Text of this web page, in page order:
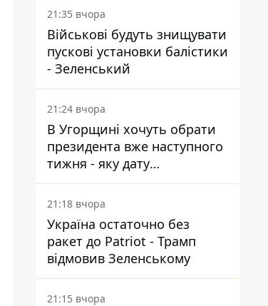
21:35 вчора
Військові будуть знищувати
пускові установки балістики
- Зеленський
21:24 вчора
В Угорщині хочуть обрати
президента вже наступного
тижня - яку дату
пропонують
21:18 вчора
Україна остаточно без
ракет до Patriot - Трамп
відмовив Зеленському
21:15 вчора